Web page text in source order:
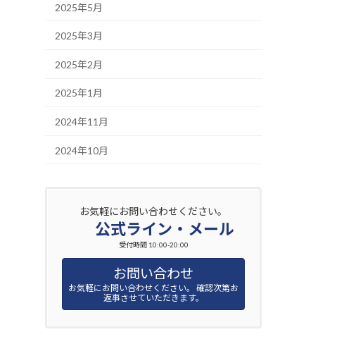
2025年5月
2025年3月
2025年2月
2025年1月
2024年11月
2024年10月
お気軽にお問い合わせください。
公式ライン・メール
受付時間 10:00-20:00
お問い合わせ
お気軽にお問い合わせください。 確認次第お
返事させていただきます。